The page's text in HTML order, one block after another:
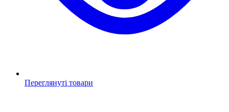
Переглянуті товари